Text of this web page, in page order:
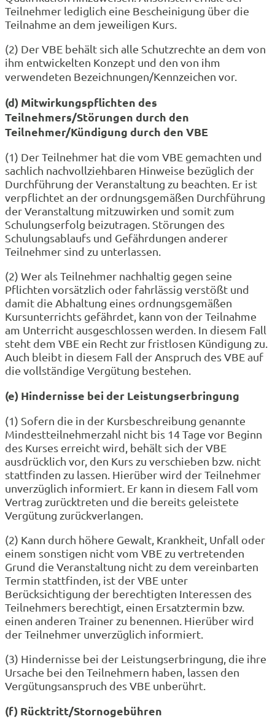
Teilnehmer lediglich eine Bescheinigung über die
Teilnahme an dem jeweiligen Kurs.
(2) Der VBE behält sich alle Schutzrechte an dem von
ihm entwickelten Konzept und den von ihm
verwendeten Bezeichnungen/Kennzeichen vor.
(d) Mitwirkungspflichten des
Teilnehmers/Störungen durch den
Teilnehmer/Kündigung durch den VBE
(1) Der Teilnehmer hat die vom VBE gemachten und
sachlich nachvollziehbaren Hinweise bezüglich der
Durchführung der Veranstaltung zu beachten. Er ist
verpflichtet an der ordnungsgemäßen Durchführung
der Veranstaltung mitzuwirken und somit zum
Schulungserfolg beizutragen. Störungen des
Schulungsablaufs und Gefährdungen anderer
Teilnehmer sind zu unterlassen.
(2) Wer als Teilnehmer nachhaltig gegen seine
Pflichten vorsätzlich oder fahrlässig verstößt und
damit die Abhaltung eines ordnungsgemäßen
Kursunterrichts gefährdet, kann von der Teilnahme
am Unterricht ausgeschlossen werden. In diesem Fall
steht dem VBE ein Recht zur fristlosen Kündigung zu.
Auch bleibt in diesem Fall der Anspruch des VBE auf
die vollständige Vergütung bestehen.
(e) Hindernisse bei der Leistungserbringung
(1) Sofern die in der Kursbeschreibung genannte
Mindestteilnehmerzahl nicht bis 14 Tage vor Beginn
des Kurses erreicht wird, behält sich der VBE
ausdrücklich vor, den Kurs zu verschieben bzw. nicht
stattfinden zu lassen. Hierüber wird der Teilnehmer
unverzüglich informiert. Er kann in diesem Fall vom
Vertrag zurücktreten und die bereits geleistete
Vergütung zurückverlangen.
(2) Kann durch höhere Gewalt, Krankheit, Unfall oder
einem sonstigen nicht vom VBE zu vertretenden
Grund die Veranstaltung nicht zu dem vereinbarten
Termin stattfinden, ist der VBE unter
Berücksichtigung der berechtigten Interessen des
Teilnehmers berechtigt, einen Ersatztermin bzw.
einen anderen Trainer zu benennen. Hierüber wird
der Teilnehmer unverzüglich informiert.
(3) Hindernisse bei der Leistungserbringung, die ihre
Ursache bei den Teilnehmern haben, lassen den
Vergütungsanspruch des VBE unberührt.
(f) Rücktritt/Stornogebühren